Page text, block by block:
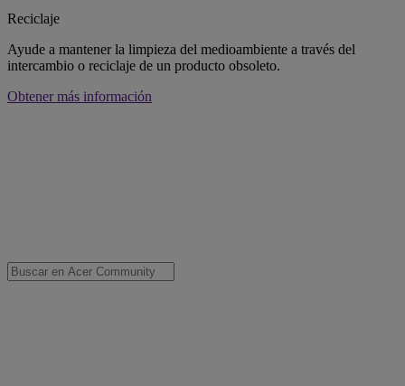
Reciclaje
Ayude a mantener la limpieza del medioambiente a través del
intercambio o reciclaje de un producto obsoleto.
Obtener más información